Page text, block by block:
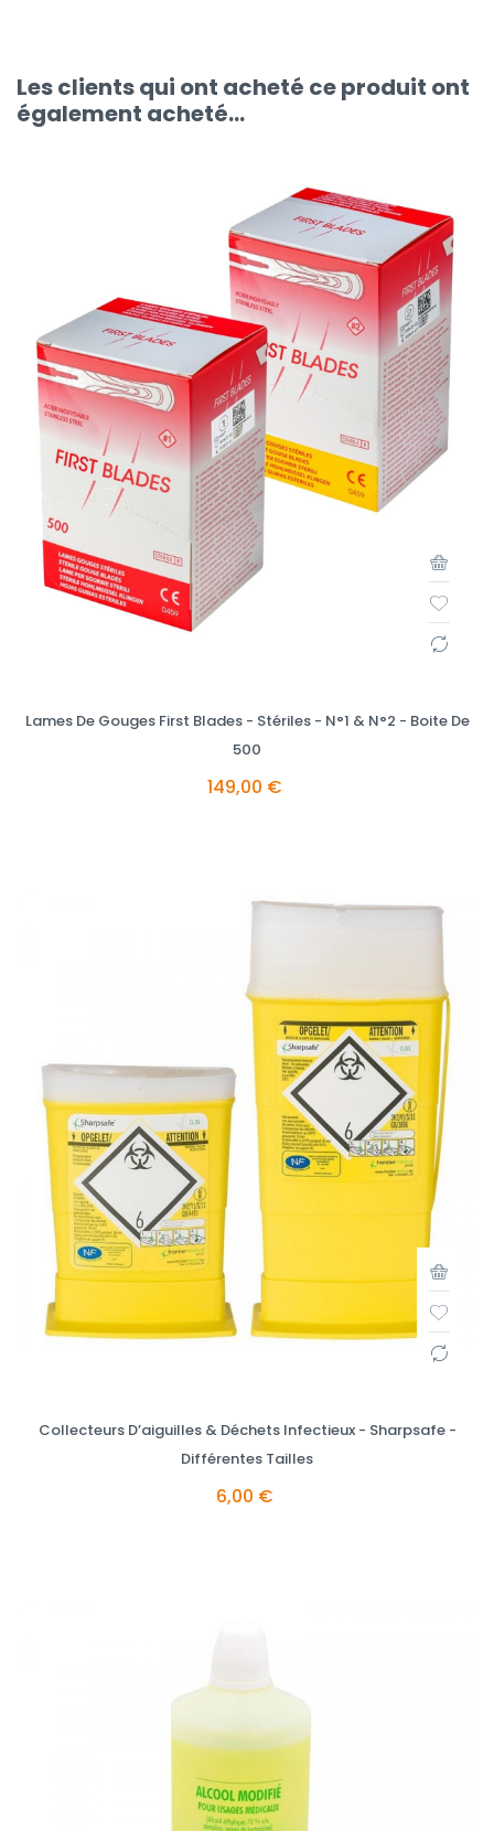
Les clients qui ont acheté ce produit ont
également acheté...
Lames De Gouges First Blades - Stériles - N°1 & N°2 - Boite De
500
149,00 €
Collecteurs D’aiguilles & Déchets Infectieux - Sharpsafe -
Différentes Tailles
6,00 €